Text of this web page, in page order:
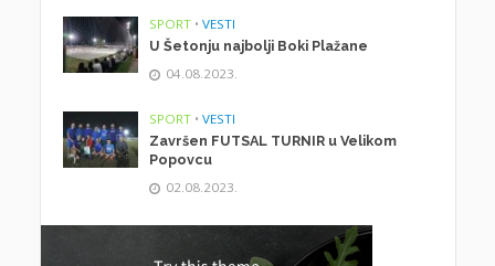
SPORT • VESTI
U Šetonju najbolji Boki Plažane
04.08.2023.
SPORT • VESTI
Završen FUTSAL TURNIR u Velikom
Popovcu
02.08.2023.